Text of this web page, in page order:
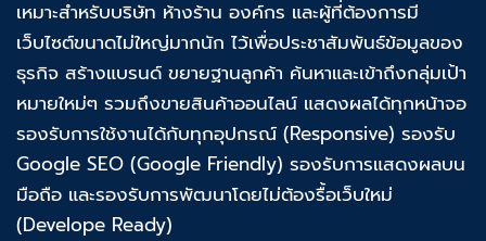
เหมาะสำหรับบริษัท ห้างร้าน องค์กร และผู้ที่ต้องการมี
เว็บไซต์ขนาดไม่ใหญ่มากนัก ไว้เพื่อประชาสัมพันธ์ข้อมูลของ
ธุรกิจ สร้างแบรนด์ ขยายฐานลูกค้า ค้นหาและเข้าถึงกลุ่มเป้า
หมายใหม่ๆ รวมถึงขายสินค้าออนไลน์ แสดงผลได้ทุกหน้าจอ
รองรับการใช้งานได้กับทุกอุปกรณ์ (Responsive) รองรับ
Google SEO (Google Friendly) รองรับการแสดงผลบน
มือถือ และรองรับการพัฒนาโดยไม่ต้องรื้อเว็บใหม่
(Develope Ready)